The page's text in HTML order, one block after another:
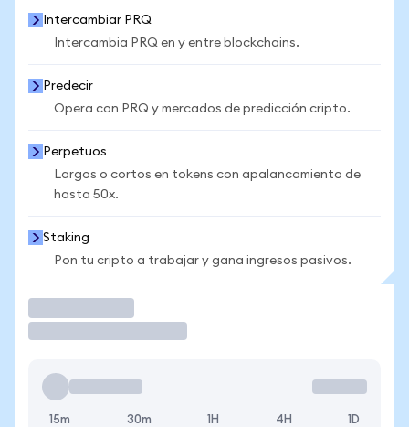
Intercambiar PRQ
Intercambia PRQ en y entre blockchains.
Predecir
Opera con PRQ y mercados de predicción cripto.
Perpetuos
Largos o cortos en tokens con apalancamiento de
hasta 50x.
Staking
Pon tu cripto a trabajar y gana ingresos pasivos.
15m 30m 1H 4H 1D